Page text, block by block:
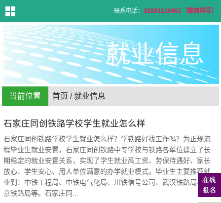
联系电话： 18803116861（微信同号）
首
页
学
校
绍
业
设
生
招
生
问
答
就
业
信
息
新
闻
资
讯
联
系
就业信息
当前位置 首页 /就业信息
​石家庄同创铁路学校学生就业怎么样
石家庄同创铁路学校学生就业怎么样？学铁路好找工作吗？为正规流
程毕业生就业安置，石家庄同创铁路中专学校与铁路各单位建立了长
期稳定的就业安置关系，实现了学生就业高工资、劳保待遇好、家长
放心、学生安心、用人单位满意的办学就业模式。毕业生主要推荐就
业到：中铁工程局、中铁电气化局、川铁信号公司、武汉铁路局、北
京铁路局等。石家庄同...